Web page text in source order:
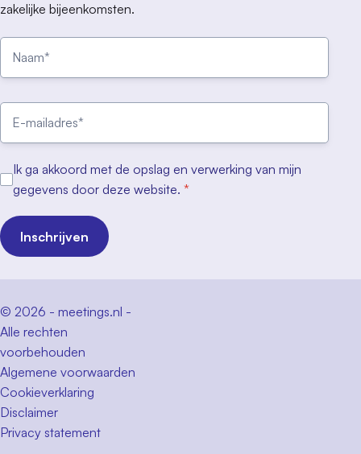
zakelijke bijeenkomsten.
Ik ga akkoord met de opslag en verwerking van mijn
gegevens door deze website. *
Inschrijven
© 2026 - meetings.nl -
Alle rechten
voorbehouden
Algemene voorwaarden
Cookieverklaring
Disclaimer
Privacy statement